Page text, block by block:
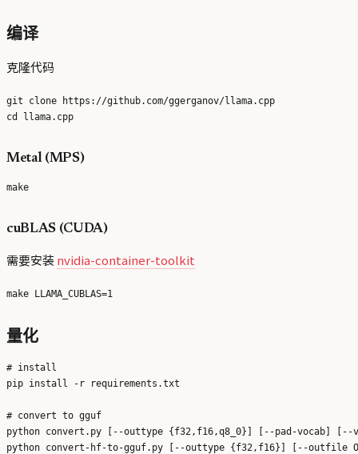
编译
克隆代码
git clone https://github.com/ggerganov/llama.cpp
Metal (MPS)
cuBLAS (CUDA)
需要安装nvidia-container-toolkit
量化
# install
pip install -r requirements.txt
# convert to gguf
python convert.py [--outtype {f32,f16,q8_0}] [--pad-vocab] [--
python convert-hf-to-gguf.py [--outtype {f32,f16}] [--outfile